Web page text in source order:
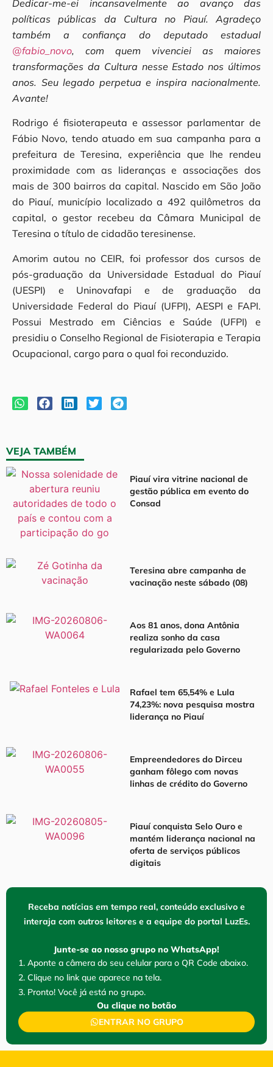
Dedicar-me-ei incansavelmente ao avanço das
políticas públicas da Cultura no Piauí. Agradeço
também a confiança do deputado estadual
@fabio_novo, com quem vivenciei as maiores
transformações da Cultura nesse Estado nos últimos
anos. Seu legado perpetua e inspira nacionalmente.
Avante!
Rodrigo é fisioterapeuta e assessor parlamentar de
Fábio Novo, tendo atuado em sua campanha para a
prefeitura de Teresina, experiência que lhe rendeu
proximidade com as lideranças e associações dos
mais de 300 bairros da capital. Nascido em São João
do Piauí, município localizado a 492 quilômetros da
capital, o gestor recebeu da Câmara Municipal de
Teresina o título de cidadão teresinense.
Amorim autou no CEIR, foi professor dos cursos de
pós-graduação da Universidade Estadual do Piauí
(UESPI) e Uninovafapi e de graduação da
Universidade Federal do Piauí (UFPI), AESPI e FAPI.
Possui Mestrado em Ciências e Saúde (UFPI) e
presidiu o Conselho Regional de Fisioterapia e Terapia
Ocupacional, cargo para o qual foi reconduzido.
VEJA TAMBÉM
Piauí vira vitrine nacional de
gestão pública em evento do
Consad
Teresina abre campanha de
vacinação neste sábado (08)
Aos 81 anos, dona Antônia
realiza sonho da casa
regularizada pelo Governo
Rafael tem 65,54% e Lula
74,23%: nova pesquisa mostra
liderança no Piauí
Empreendedores do Dirceu
ganham fôlego com novas
linhas de crédito do Governo
Piauí conquista Selo Ouro e
mantém liderança nacional na
oferta de serviços públicos
digitais
Receba notícias em tempo real, conteúdo exclusivo e
interaja com outros leitores e a equipe do portal LuzEs.
Junte-se ao nosso grupo no WhatsApp!
1. Aponte a câmera do seu celular para o QR Code abaixo.
2. Clique no link que aparece na tela.
3. Pronto! Você já está no grupo.
Ou clique no botão
ENTRAR NO GRUPO